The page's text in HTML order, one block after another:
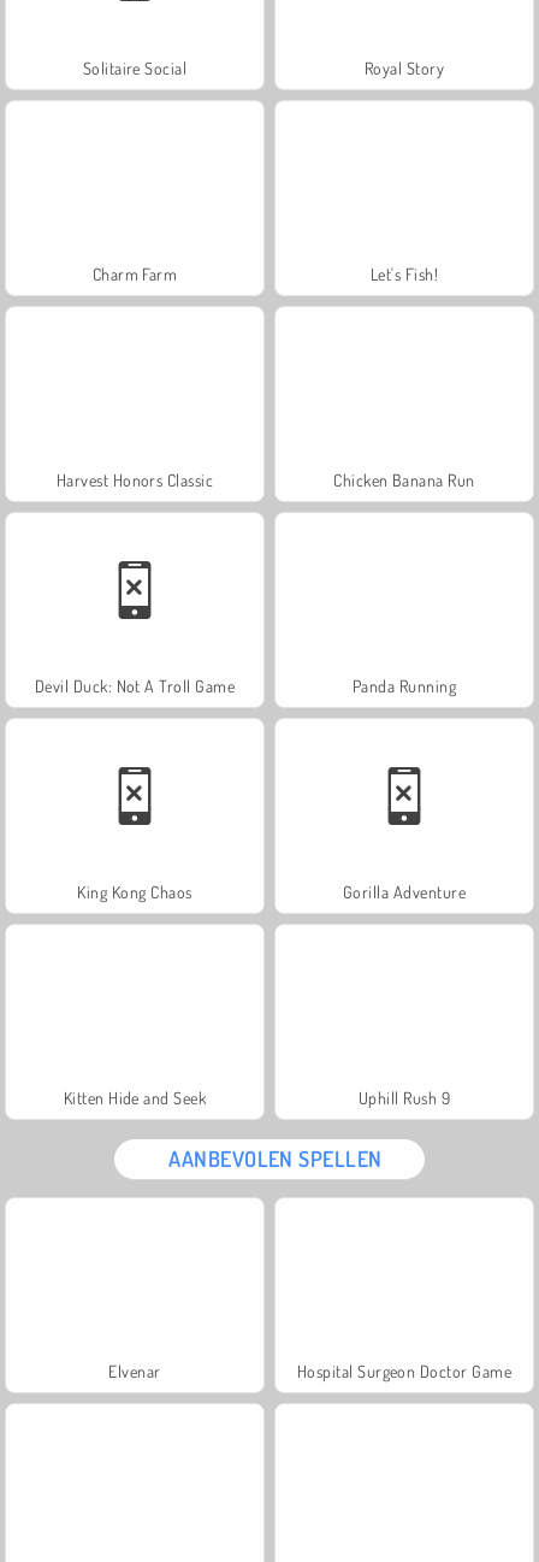
Solitaire Social Royal Story
Charm Farm Let's Fish!
Harvest Honors Classic Chicken Banana Run
Devil Duck: Not A Troll Game Panda Running
King Kong Chaos Gorilla Adventure
Kitten Hide and Seek Uphill Rush 9
AANBEVOLEN SPELLEN
Elvenar Hospital Surgeon Doctor Game